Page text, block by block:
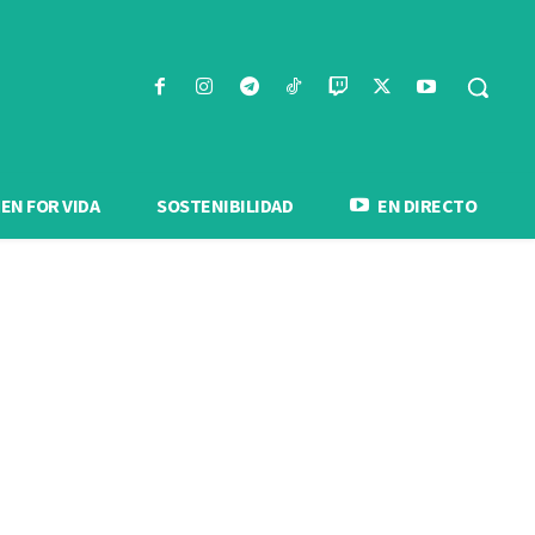
FOR VIDA SOSTENIBILIDAD EN DIRECTO